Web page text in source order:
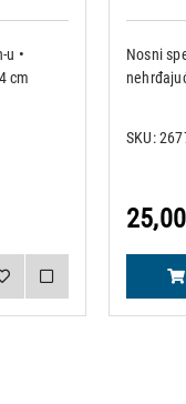
u •
cm
Nosni
SKU: